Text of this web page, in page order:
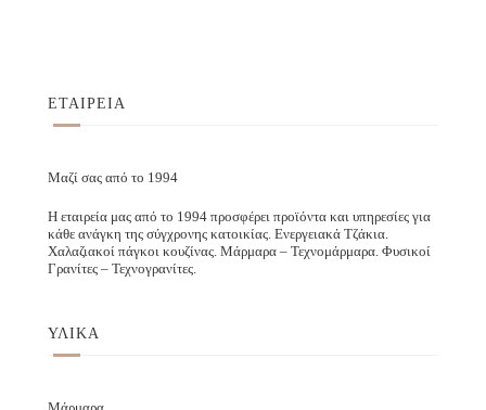
ΕΤΑΙΡΕΙΑ
Μαζί σας από το 1994
Η εταιρεία μας από το 1994 προσφέρει προϊόντα και υπηρεσίες για
κάθε ανάγκη της σύγχρονης κατοικίας. Ενεργειακά Τζάκια.
Χαλαζιακοί πάγκοι κουζίνας. Μάρμαρα – Τεχνομάρμαρα. Φυσικοί
Γρανίτες – Τεχνογρανίτες.
ΥΛΙΚΑ